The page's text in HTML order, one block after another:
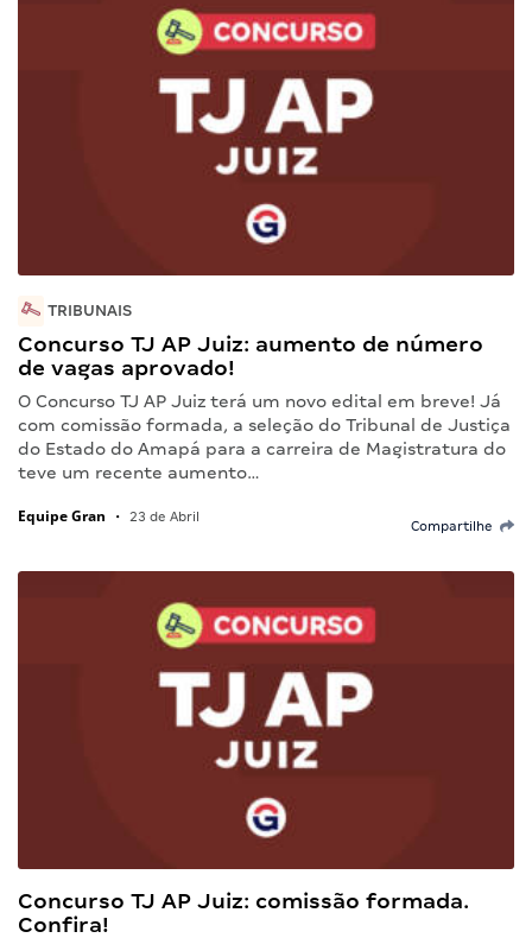
TRIBUNAIS
Concurso TJ AP Juiz: aumento de número
de vagas aprovado!
O Concurso TJ AP Juiz terá um novo edital em breve! Já
com comissão formada, a seleção do Tribunal de Justiça
do Estado do Amapá para a carreira de Magistratura do
teve um recente aumento…
Equipe Gran • 23 de Abril
Compartilhe
Concurso TJ AP Juiz: comissão formada.
Confira!